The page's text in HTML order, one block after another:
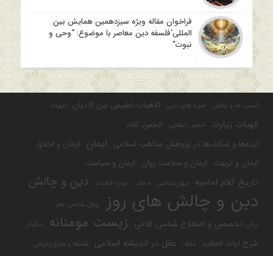
فراخوان مقاله ویژه سیزدهمین همایش بین
المللی’فلسفه دین معاصر با موضوع: “وحی و
نبوت”
آسیب ها و چالش آموزه های دینی الاهیات تطبیقی بین الادیان الهیات
الهیات زیارت انجمن اسلامی
انجمن کلام
ایده‌ها و شکاف‌ها در پژوهش مذاهب اسلامی ایمان ایمان و اخلاق
ایمان و تربیت ایمان و سلامت روان ایمان و سیاست
تاریخ کلام امامیه جهان‌شناسی حجاب حوزه الاهیات دین و چالش
دین و چالش های روز روش شناسی علم
زبان تخصصی و اصطلاح شناسی کلامی زیست مومنانه سکولار
شرح آیات العقاید عفاف عقل در اندیشه اسلامی فلسفه و منابع وحیانی